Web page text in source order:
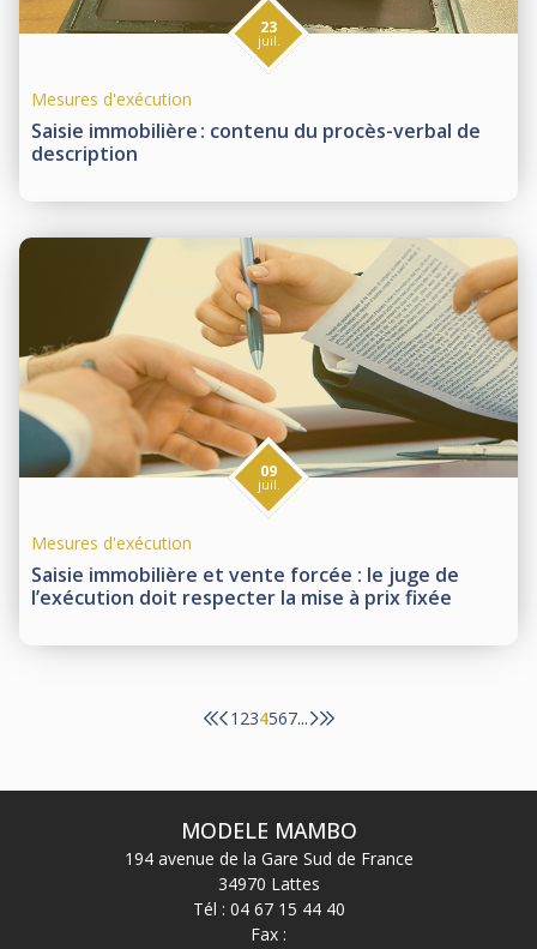
Saisie immobilière : contenu du procès-verbal de
description
23
juil.
Mesures d'exécution
Saisie immobilière et vente forcée : le juge de
l’exécution doit respecter la mise à prix fixée
09
juil.
Mesures d'exécution
1 234567...
MODELE MAMBO
194 avenue de la Gare Sud de France
34970 Lattes
Tél : 04 67 15 44 40
Fax :